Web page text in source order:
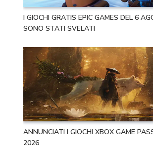
I GIOCHI GRATIS EPIC GAMES DEL 6
SONO STATI SVELATI
ANNUNCIATI I GIOCHI XBOX GAME
2026